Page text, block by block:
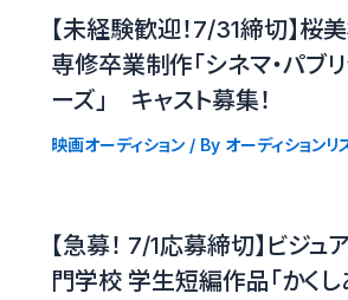
【未経験歓迎！7/31締切】桜
専修卒業制作「シネマ・パブリ
ーズ」 キャスト募集！
映画オーディション/ By オーディションリ
【急募！ 7/1応募締切】ビジュ
門学校 学生短編作品「かくし